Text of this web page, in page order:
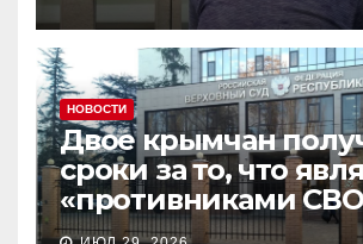
НОВОСТИ
Двое крымчан
сроки за то, что
«противниками